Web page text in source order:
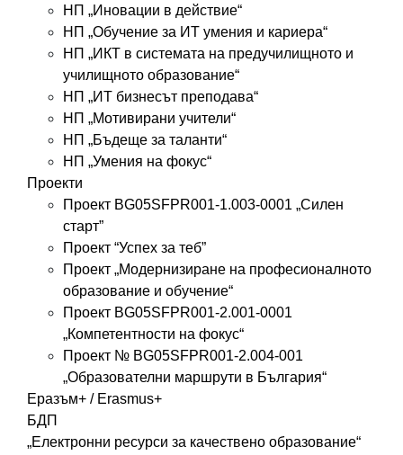
НП „Иновации в действие“
НП „Обучение за ИТ умения и кариера“
НП „ИКТ в системата на предучилищното и
училищното образование“
НП „ИТ бизнесът преподава“
НП „Мотивирани учители“
НП „Бъдеще за таланти“
НП „Умения на фокус“
Проекти
Проект BG05SFPR001-1.003-0001 „Силен
старт”
Проект “Успех за теб”
Проект „Модернизиране на професионалното
образование и обучение“
Проект BG05SFPR001-2.001-0001
„Компетентности на фокус“
Проект № BG05SFPR001-2.004-001
„Образователни маршрути в България“
Еразъм+ / Erasmus+
БДП
„Електронни ресурси за качествено образование“